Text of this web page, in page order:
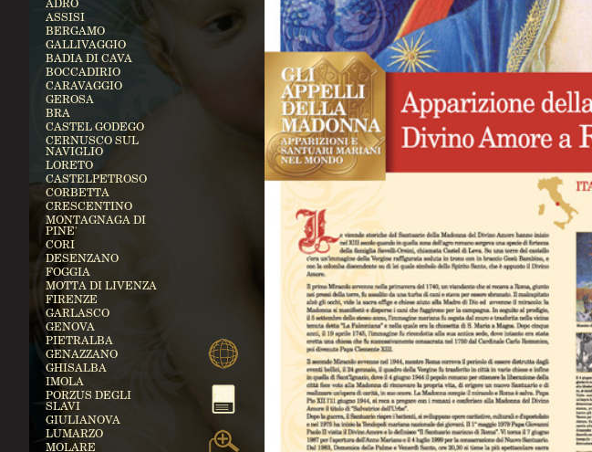
ASSISI
BERGAMO
GALLIVAGGIO
BADIA DI CAVA
BOCCADIRIO
CARAVAGGIO
GEROSA
BRA
CASTEL GODEGO
CERNUSCO SUL
NAVIGLIO
LORETO
CASTELPETROSO
CORBETTA
CRESCENTINO
MONTAGNAGA DI
PINE'
CORI
DESENZANO
FOGGIA
MOTTA DI LIVENZA
FIRENZE
GARLASCO
GENOVA
PIETRALBA
GENAZZANO
GHISALBA
IMOLA
PORZUS DEGLI
SLAVI
GIULIANOVA
LUMARZO
MOLARE